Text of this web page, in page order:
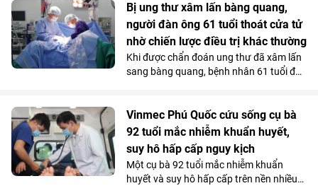
người Anh đã được điều trị thành công
bằng kỹ thuật thay khớp vai đảo ngược
(Reverse Shoulder Arthroplasty) - kỹ
thuật lần đầu tiên được triển khai tại
Bệnh viện Đa khoa Quốc tế Vinmec Hải
Phòng.
Bị ung thư xâm lấn bàng quang,
người đàn ông 61 tuổi thoát cửa tử
nhờ chiến lược điều trị khác thường
Khi được chẩn đoán ung thư đã xâm lấn
sang bàng quang, bệnh nhân 61 tuổi đã
chọn phẫu thuật ngay mà quyết định
điều trị theo một hướng hoàn toàn khác.
Và chính quyết định tưởng chừng trái
ngược ấy lại trở thành bước ngoặt giúp
người bệnh vượt qua “cửa tử”.
Vinmec Phú Quốc cứu sống cụ bà
92 tuổi mắc nhiễm khuẩn huyết,
suy hô hấp cấp nguy kịch
Một cụ bà 92 tuổi mắc nhiễm khuẩn
huyết và suy hô hấp cấp trên nền nhiều